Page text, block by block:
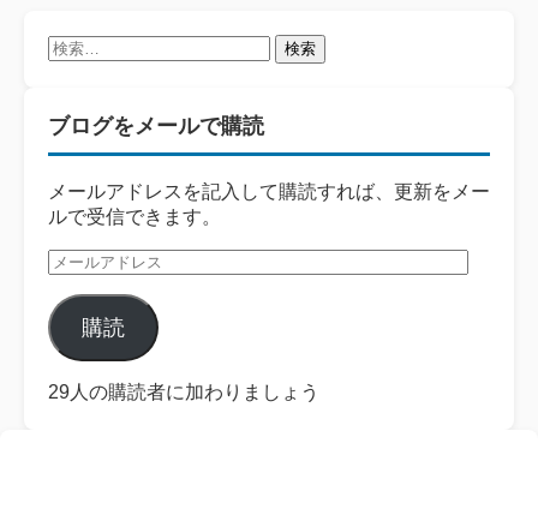
検
ブログをメールで購読
メールアドレスを記入して購読すれば、更新をメー
ルで受信できます。
メ
ル
ア
ド
レ
購読
29人の購読者に加わりましょう